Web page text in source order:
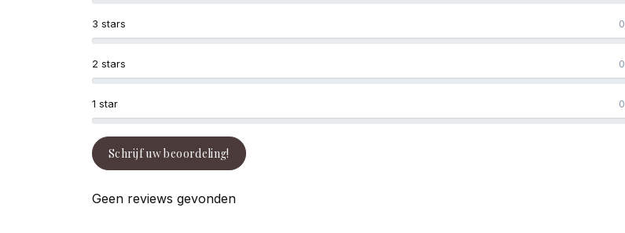
1 star
2 stars
3 stars
Schrijf uw beoordeling!
Geen reviews gevonden